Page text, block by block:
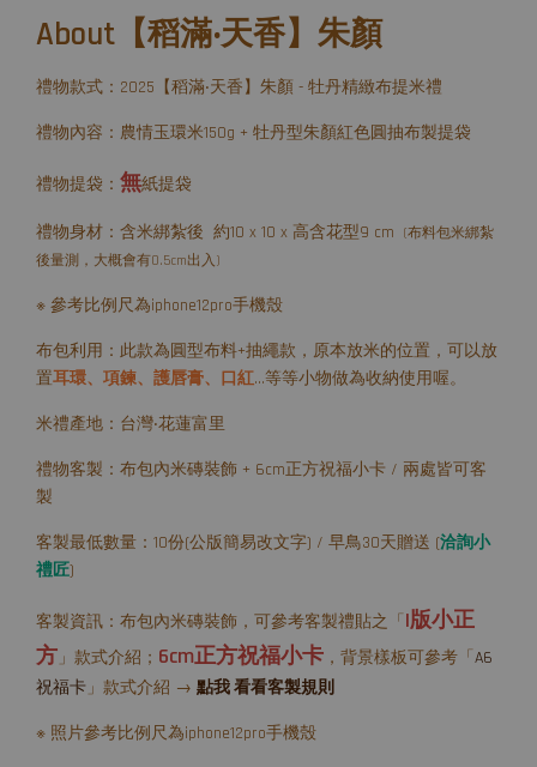
About【稻滿‧天香】朱顏
禮物款式：2025【稻滿‧天香】朱顏 - 牡丹精緻布提米禮
禮物內容：農情玉環米150g + 牡丹型朱顏紅色圓抽布製提袋
禮物提袋： 無紙提袋
禮物身材：含米綁紮後 約10 x 10 x 高含花型9 cm (布料包米綁紮
後量測，大概會有0.5cm出入)
※ 參考比例尺為iphone12pro手機殼
布包利用：此款為圓型布料+抽繩款，原本放米的位置，可以放
置耳環、項鍊、護唇膏、口紅...等等小物做為收納使用喔。
米禮產地：台灣‧花蓮富里
禮物客製：布包內米磚裝飾 + 6cm正方祝福小卡 / 兩處皆可客
製
客製最低數量：10份(公版簡易改文字) / 早鳥30天贈送 (洽詢小
禮匠)
客製資訊：布包內米磚裝飾，可參考客製禮貼之「 I版小正
方」款式介紹； 6cm正方祝福小卡 ，背景樣板可參考「 A6
祝福卡」款式介紹 → 點我 看看客製規則
※ 照片參考比例尺為iphone12pro手機殼